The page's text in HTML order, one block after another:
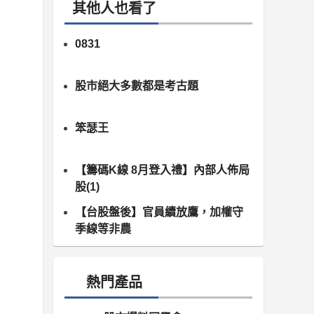
其他人也看了
0831
股市絕大多數都是考古題
笨瑟王
【籌碼K線 8月登入禮】內部人佈局
股(1)
【台股盤後】官員續放鷹，加權守
季線等非農
熱門產品